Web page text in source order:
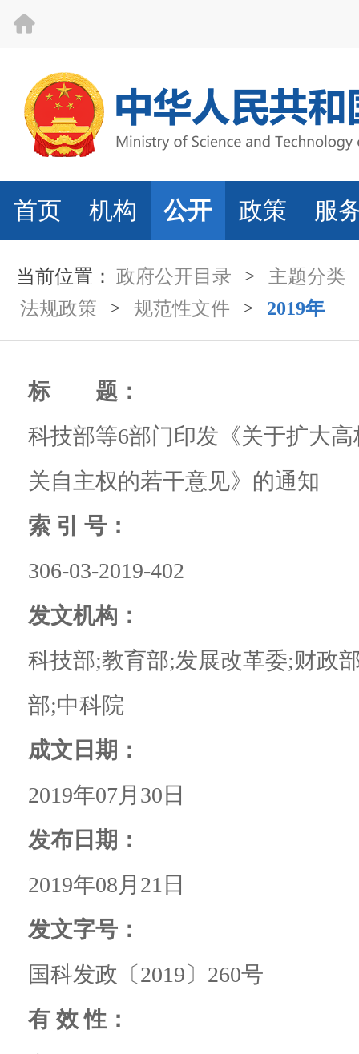
首页 机构 公开 政策 服
当前位置： 政府公开目录 > 主题分类
法规政策
> 规范性文件 > 2019年
标 题：
科技部等6部门印发《关于扩大
关自主权的若干意见》的通知
索 引 号：
306-03-2019-402
发文机构：
科技部;教育部;发展改革委;财政
部;中科院
成文日期：
2019年07月30日
发布日期：
2019年08月21日
发文字号：
国科发政〔2019〕260号
有 效 性：